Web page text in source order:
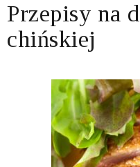
Przepisy na
chińskiej